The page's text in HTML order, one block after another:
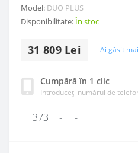
Model: DUO PLUS
Disponibilitate:În stoc
31 809 Lei Ai găsit
Cumpără în 1 clic
Introduceți numărul de